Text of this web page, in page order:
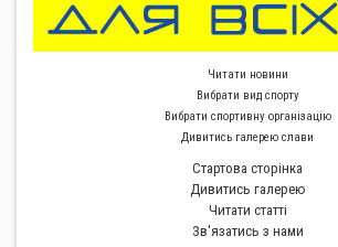
Читати новини
Вибрати вид спорту
Вибрати спортивну органiзацiю
Дивитись галерею слави
Стартова сторiнка
Дивитись галерею
Читати статті
Зв'язатись з нами